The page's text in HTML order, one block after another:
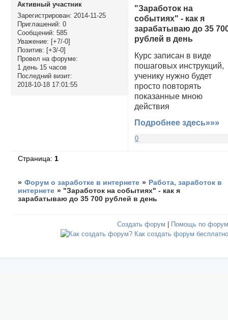
Активный участник
Зарегистрирован: 2014-11-25
Приглашений: 0
Сообщений: 585
Уважение: [+7/-0]
Позитив: [+3/-0]
Провел на форуме:
1 день 15 часов
Последний визит:
2018-10-18 17:01:55
"Заработок на
событиях" - как я
зарабатываю до 35
рублей в день
Курс записан в виде
пошаговых инструкций,
ученику нужно будет
просто повторять
показанные мною
действия
Подробнее здесь»»»
0
Страница: 1
» Форум о заработке в интернете » Работа, заработок в
интернете » "Заработок на событиях" - как я
зарабатываю до 35 700 рублей в день
Создать форум | Помощь по